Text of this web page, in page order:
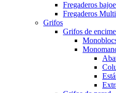
Fregaderos
Fregaderos
Grifos
Grifos de